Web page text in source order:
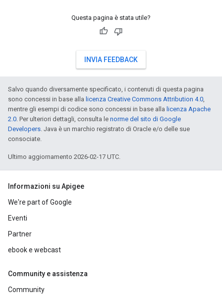
Questa pagina è stata utile?
INVIA FEEDBACK
Salvo quando diversamente specificato, i contenuti di questa pagina
sono concessi in base alla licenza Creative Commons Attribution 4.0,
mentre gli esempi di codice sono concessi in base alla licenza Apache
2.0. Per ulteriori dettagli, consulta le norme del sito di Google
Developers. Java è un marchio registrato di Oracle e/o delle sue
consociate.
Ultimo aggiornamento 2026-02-17 UTC.
Informazioni su Apigee
We're part of Google
Eventi
Partner
ebook e webcast
Community e assistenza
Community